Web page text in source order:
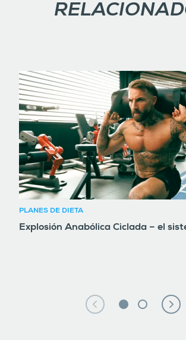
PLANES DE DIETA
Explosión Anabólica Ciclada – el